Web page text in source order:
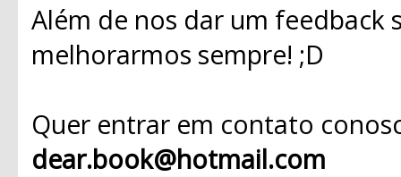
Além de nos dar um
melhorarmos sempre! ;D
Quer entrar em contato
dear.book@hotmail.com